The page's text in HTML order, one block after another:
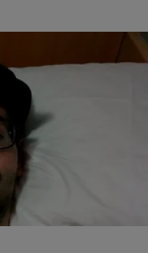
“SLA senza confini”.